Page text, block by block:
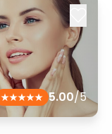
5.00/5